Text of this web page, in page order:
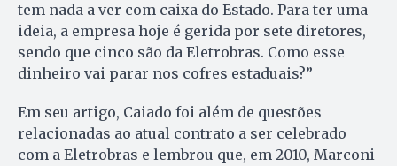
tem nada a ver com caixa do Estado. Para ter uma
ideia, a empresa hoje é gerida por sete diretores,
sendo que cinco são da Eletrobras. Como esse
dinheiro vai parar nos cofres estaduais?”
Em seu artigo, Caiado foi além de questões
relacionadas ao atual contrato a ser celebrado
com a Eletrobras e lembrou que, em 2010, Marconi